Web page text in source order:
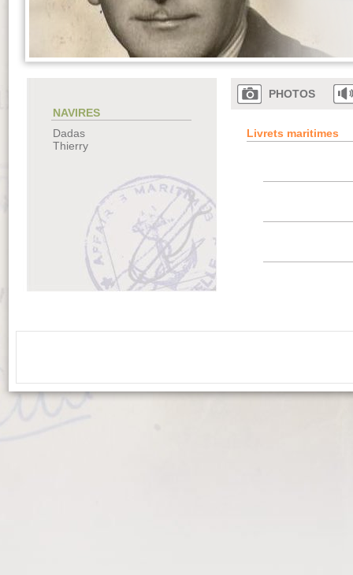
NAVIRES
Dadas
Thierry
PHOTOS
Livrets maritimes